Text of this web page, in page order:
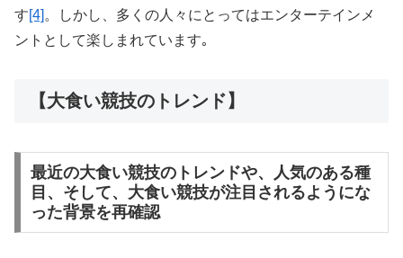
す[4] 。しかし、多くの人々にとってはエンターテインメ
ントとして楽しまれています｡
【大食い競技のトレンド】
最近の大食い競技のトレンドや、人気のある種
目、そして、大食い競技が注目されるようにな
った背景を再確認